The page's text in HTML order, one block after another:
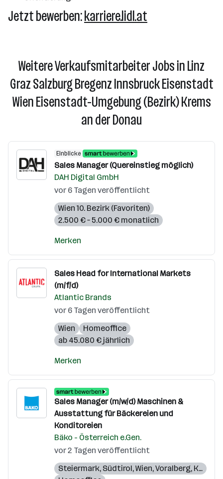
Jetzt bewerben:karriere.lidl.at
Weitere Verkaufsmitarbeiter Jobs in Linz
Graz Salzburg Bregenz Innsbruck Eisenstadt
Wien Eisenstadt-Umgebung (Bezirk) Krems
an der Donau
Einblicke
Sales Manager (Quereinstieg möglich)
DAH Digital GmbH
vor 6 Tagen veröffentlicht
Wien 10. Bezirk (Favoriten)
2.500 € – 5.000 € monatlich
Merken
Sales Head for International Markets
(m/f/d)
Atlantic Brands
vor 6 Tagen veröffentlicht
Wien
Homeoffice
ab 45.080 € jährlich
Merken
Sales Manager (m/w/d) Maschinen &
Ausstattung für Bäckereien und
Konditoreien
Bäko - Österreich e.Gen.
vor 2 Tagen veröffentlicht
Steiermark, Südtirol,Wien,Voralberg, Kärnten